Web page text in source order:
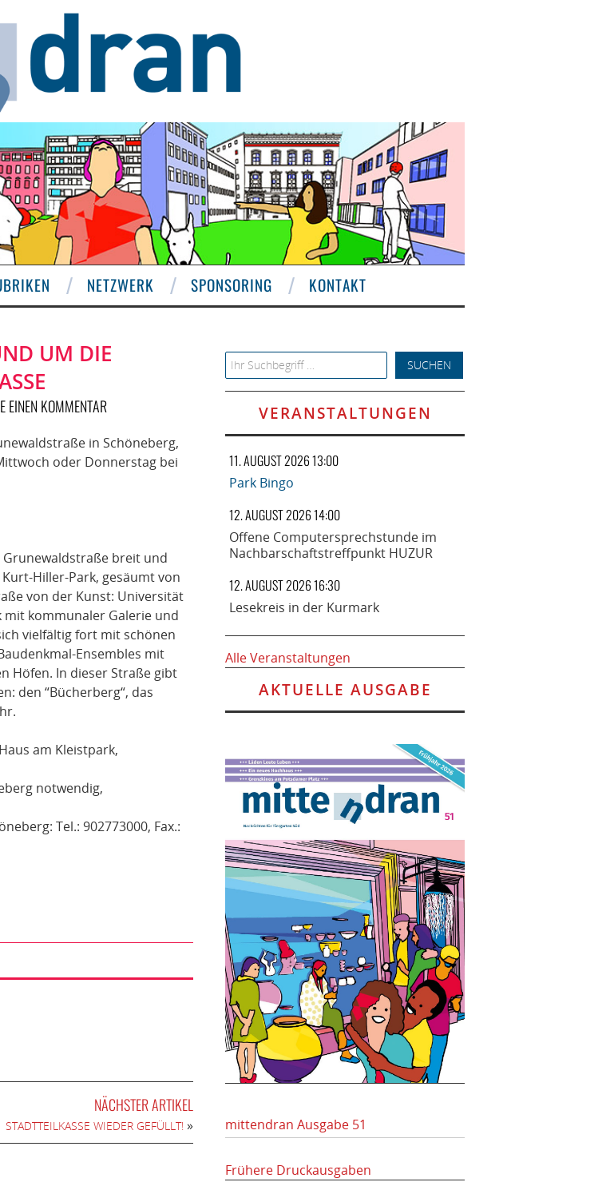
NETZWERK SPONSORING KONTAKT
UM DIE
EINEN KOMMENTAR
in Schöneberg,
oder Donnerstag bei
breit und
Hiller-Park, gesäumt von
von der Kunst: Universität
mit kommunaler Galerie und
vielfältig fort mit schönen
Ensembles mit
Höfen. In dieser Straße gibt
den “Bücherberg“, das
am Kleistpark,
notwendig,
Tel.: 902773000, Fax.:
NÄCHSTER ARTIKEL
STADTTEILKASSE WIEDER GEFÜLLT! »
Search for:
VERANSTALTUNGEN
11. AUGUST 2026 13:00
Park Bingo
12. AUGUST 2026 14:00
Offene Computersprechstunde im
Nachbarschaftstreffpunkt HUZUR
12. AUGUST 2026 16:30
Lesekreis in der Kurmark
Alle Veranstaltungen
AKTUELLE AUSGABE
mittendran Ausgabe 51
Frühere Druckausgaben